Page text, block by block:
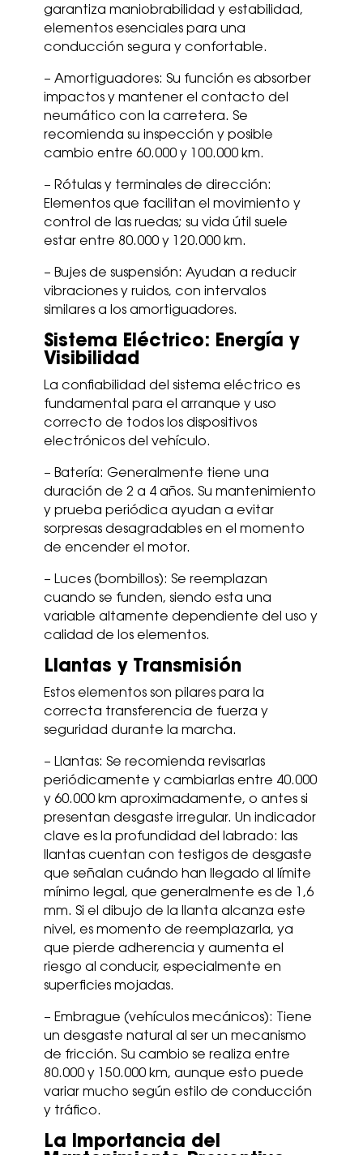
garantiza maniobrabilidad y estabilidad,
elementos esenciales para una
conducción segura y confortable.
– Amortiguadores: Su función es absorber
impactos y mantener el contacto del
neumático con la carretera. Se
recomienda su inspección y posible
cambio entre 60.000 y 100.000 km.
– Rótulas y terminales de dirección:
Elementos que facilitan el movimiento y
control de las ruedas; su vida útil suele
estar entre 80.000 y 120.000 km.
– Bujes de suspensión: Ayudan a reducir
vibraciones y ruidos, con intervalos
similares a los amortiguadores.
Sistema Eléctrico: Energía y
Visibilidad
La confiabilidad del sistema eléctrico es
fundamental para el arranque y uso
correcto de todos los dispositivos
electrónicos del vehículo.
– Batería: Generalmente tiene una
duración de 2 a 4 años. Su mantenimiento
y prueba periódica ayudan a evitar
sorpresas desagradables en el momento
de encender el motor.
– Luces (bombillos): Se reemplazan
cuando se funden, siendo esta una
variable altamente dependiente del uso y
calidad de los elementos.
Llantas y Transmisión
Estos elementos son pilares para la
correcta transferencia de fuerza y
seguridad durante la marcha.
– Llantas: Se recomienda revisarlas
periódicamente y cambiarlas entre 40.000
y 60.000 km aproximadamente, o antes si
presentan desgaste irregular. Un indicador
clave es la profundidad del labrado: las
llantas cuentan con testigos de desgaste
que señalan cuándo han llegado al límite
mínimo legal, que generalmente es de 1,6
mm. Si el dibujo de la llanta alcanza este
nivel, es momento de reemplazarla, ya
que pierde adherencia y aumenta el
riesgo al conducir, especialmente en
superficies mojadas.
– Embrague (vehículos mecánicos): Tiene
un desgaste natural al ser un mecanismo
de fricción. Su cambio se realiza entre
80.000 y 150.000 km, aunque esto puede
variar mucho según estilo de conducción
y tráfico.
La Importancia del